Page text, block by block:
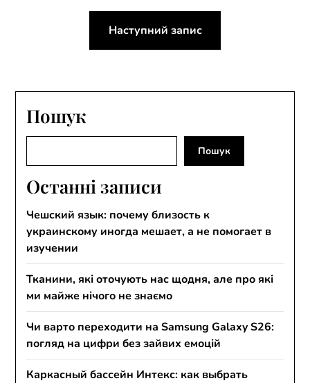
Наступний запис
Пошук
Пошук
Останні записи
Чешский язык: почему близость к
украинскому иногда мешает, а не помогает в
изучении
Тканини, які оточують нас щодня, але про які
ми майже нічого не знаємо
Чи варто переходити на Samsung Galaxy S26:
погляд на цифри без зайвих емоцій
Каркасный бассейн Интекс: как выбрать